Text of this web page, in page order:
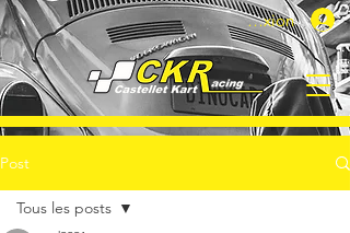
Connexion
Post
Tous les posts